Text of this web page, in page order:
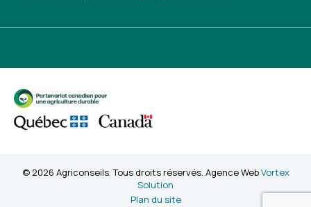
© 2026 Agriconseils. Tous droits réservés. Agence WebVortex
Solution
Plan du site